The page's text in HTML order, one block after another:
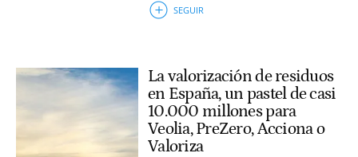
La valorización de residuos
en España, un pastel de casi
10.000 millones para
Veolia, PreZero, Acciona o
Valoriza